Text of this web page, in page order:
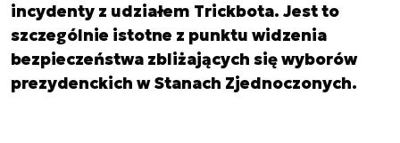
incydenty z udziałem Trickbota. Jest to
szczególnie istotne z punktu widzenia
bezpieczeństwa zbliżających się wyborów
prezydenckich w Stanach Zjednoczonych.